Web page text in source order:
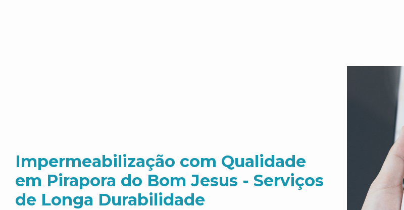
Impermeabilização com Qualidade
em Pirapora do Bom Jesus - Serviços
de Longa Durabilidade